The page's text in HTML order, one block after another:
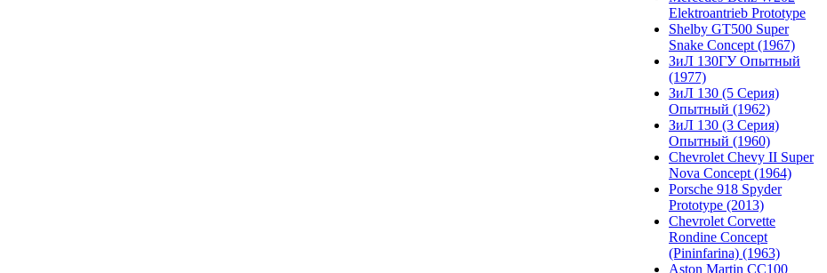
Elektroantrieb Prototype
Shelby GT500 Super
Snake Concept (1967)
ЗиЛ 130ГУ Опытный
(1977)
ЗиЛ 130 (5 Серия)
Опытный (1962)
ЗиЛ 130 (3 Серия)
Опытный (1960)
Chevrolet Chevy II Super
Nova Concept (1964)
Porsche 918 Spyder
Prototype (2013)
Chevrolet Corvette
Rondine Concept
(Pininfarina) (1963)
Aston Martin CC100